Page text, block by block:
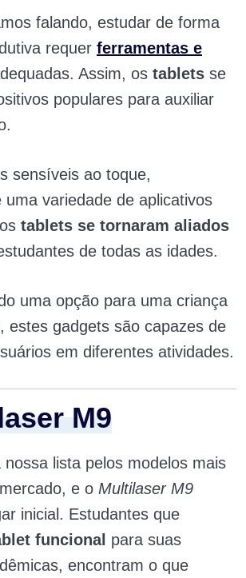
falando, estudar de forma
requer ferramentas e
Assim, os tablets se
populares para auxiliar
sensíveis ao toque,
uma variedade de aplicativos
tablets se tornaram aliados
de todas as idades.
uma opção para uma criança
estes gadgets são capazes de
em diferentes atividades.
M9
nossa lista pelos modelos mais
e o Multilaser M9
inicial. Estudantes que
funcional para suas
encontram o que